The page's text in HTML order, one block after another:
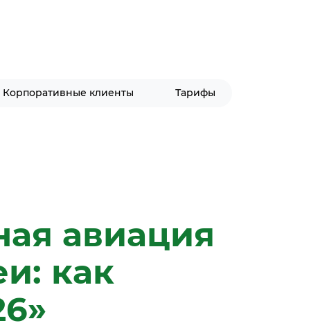
Корпоративные клиенты Тарифы
авиация
как